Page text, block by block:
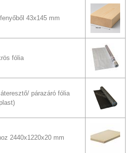
43x145 mm
fólia
párazáró fólia
2440x1220x20 mm